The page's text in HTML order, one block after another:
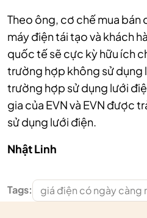
Theo ông, cơ chế mua bán
máy điện tái tạo và khách
quốc tế sẽ cực kỳ hữu ích
trường hợp không sử dụng
trường hợp sử dụng lưới
gia của EVN và EVN được
sử dụng lưới điện.
Nhật Linh
Tags: giá điện có ngày càng